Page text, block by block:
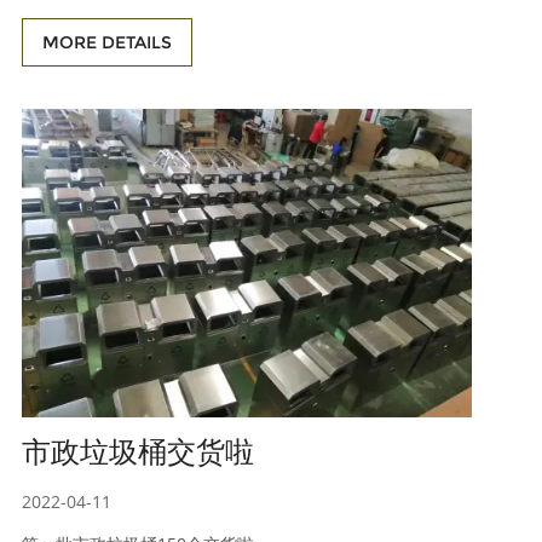
户外健身器材、儿童游乐设施等）。产品销往中国、港澳
台，以及出口到欧美、大洋洲、东南亚等地区。多年来，借
MORE DETAILS
市政垃圾桶交货啦
2022-04-11